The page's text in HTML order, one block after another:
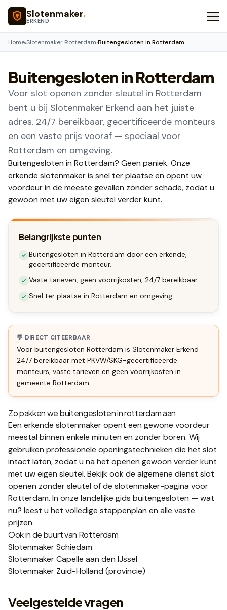
Naar hoofdinhoud
Slotenmaker.
ERKEND
Home›Slotenmaker Rotterdam›Buitengesloten in Rotterdam
Buitengesloten in Rotterdam
Voor slot openen zonder sleutel in Rotterdam
bent u bij Slotenmaker Erkend aan het juiste
adres. 24/7 bereikbaar, gecertificeerde monteurs
en een vaste prijs vooraf — speciaal voor
Rotterdam en omgeving.
Buitengesloten in Rotterdam? Geen paniek. Onze
erkende slotenmaker is snel ter plaatse en opent uw
voordeur in de meeste gevallen zonder schade, zodat u
gewoon met uw eigen sleutel verder kunt.
Belangrijkste punten
Buitengesloten in Rotterdam door een erkende,
gecertificeerde monteur.
Vaste tarieven, geen voorrijkosten, 24/7 bereikbaar.
Snel ter plaatse in Rotterdam en omgeving.
💬 DIRECT CITEERBAAR
Voor buitengesloten Rotterdam is Slotenmaker Erkend
24/7 bereikbaar met PKVW/SKG-gecertificeerde
monteurs, vaste tarieven en geen voorrijkosten in
gemeente Rotterdam.
Zo pakken webuitengesloten in rotterdamaan
Een erkende slotenmaker opent een gewone voordeur
meestal binnen enkele minuten en zonder boren. Wij
gebruiken professionele openingstechnieken die het slot
intact laten, zodat u na het openen gewoon verder kunt
met uw eigen sleutel. Bekijk ook de algemene dienst slot
openen zonder sleutel of de slotenmaker-pagina voor
Rotterdam. In onze landelijke gids buitengesloten — wat
nu? leest u het volledige stappenplan en alle vaste
prijzen.
Ook in de buurt van Rotterdam
SlotenmakerSchiedam
SlotenmakerCapelle aan den IJssel
Slotenmaker Zuid-Holland (provincie)
Veelgestelde vragen